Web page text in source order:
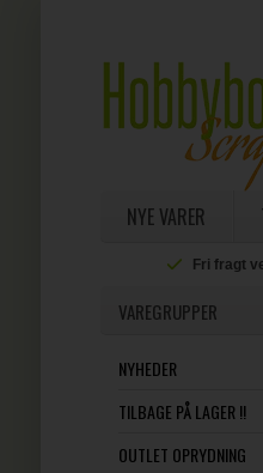
NYE VARER
Fri fragt
VAREGRUPPER
NYHEDER
TILBAGE PÅ LAGER !!
OUTLET OPRYDNING